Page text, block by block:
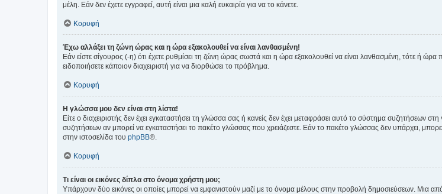
μέλη. Εάν δεν έχετε εγγραφεί, αυτή είναι μια καλή ευκαιρία για να το κάνετε.
Κορυφή
Έχω αλλάξει τη ζώνη ώρας και η ώρα εξακολουθεί να είναι λανθασμένη!
Εάν είστε σίγουρος (-η) ότι έχετε ρυθμίσει τη ζώνη ώρας σωστά και η ώρα εξακολουθεί να είναι λανθασμένη, τότε ή
ειδοποιήσετε κάποιον διαχειριστή για να διορθώσει το πρόβλημα.
Κορυφή
Η γλώσσα μου δεν είναι στη λίστα!
Είτε ο διαχειριστής δεν έχει εγκαταστήσει τη γλώσσα σας ή κανείς δεν έχει μεταφράσει αυτό το σύστημα
συζητήσεων αν μπορεί να εγκαταστήσει το πακέτο γλώσσας που χρειάζεστε. Εάν το πακέτο γλώσσας δεν υπάρχει,
στην ιστοσελίδα του phpBB®.
Κορυφή
Τι είναι οι εικόνες δίπλα στο όνομα χρήστη μου;
Υπάρχουν δύο εικόνες οι οποίες μπορεί να εμφανιστούν μαζί με το όνομα μέλους στην προβολή δημοσιεύσεων. Μια